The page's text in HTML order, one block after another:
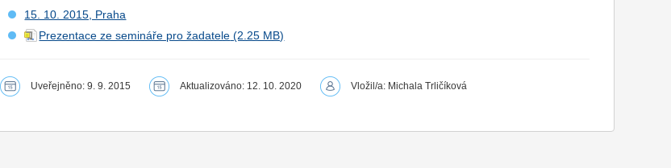
15. 10. 2015, Praha
Prezentace ze semináře pro žadatele
Uveřejněno: 9. 9. 2015 Aktualizováno: 12. 10. 2020 Vložil/a: Michala Trličíková